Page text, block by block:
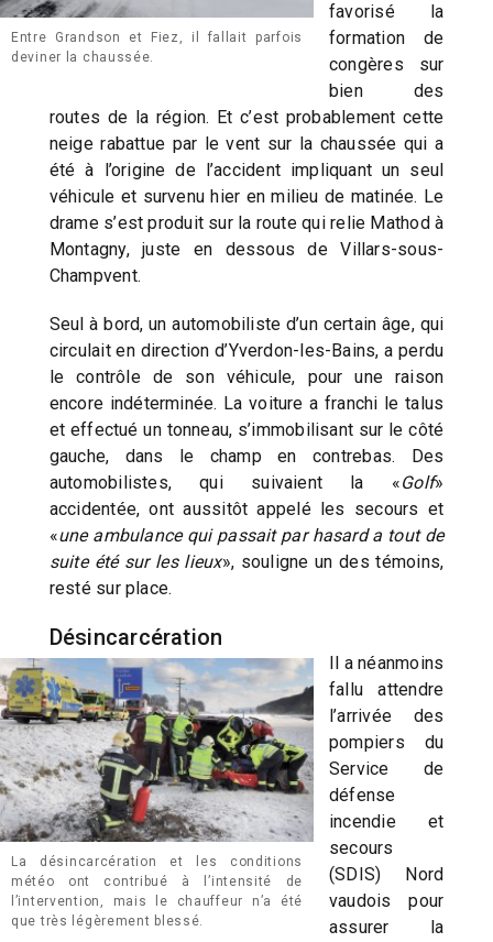
Entre Grandson et Fiez, il fallait parfois
deviner la chaussée.
favorisé la
formation de
congères sur
bien des
routes de la région. Et c’est probablement cette
neige rabattue par le vent sur la chaussée qui a
été à l’origine de l’accident impliquant un seul
véhicule et survenu hier en milieu de matinée. Le
drame s’est produit sur la route qui relie Mathod à
Montagny, juste en dessous de Villars-sous-
Champvent.
Seul à bord, un automobiliste d’un certain âge, qui
circulait en direction d’Yverdon-les-Bains, a perdu
le contrôle de son véhicule, pour une raison
encore indéterminée. La voiture a franchi le talus
et effectué un tonneau, s’immobilisant sur le côté
gauche, dans le champ en contrebas. Des
automobilistes, qui suivaient la «Golf»
accidentée, ont aussitôt appelé les secours et
«une ambulance qui passait par hasard a tout de
suite été sur les lieux», souligne un des témoins,
resté sur place.
Désincarcération
La désincarcération et les conditions
météo ont contribué à l’intensité de
l’intervention, mais le chauffeur n’a été
que très légèrement blessé.
Il a néanmoins
fallu attendre
l’arrivée des
pompiers du
Service de
défense
incendie et
secours
(SDIS) Nord
vaudois pour
assurer la